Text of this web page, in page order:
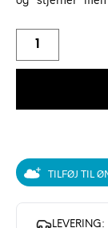
TILFØJ TIL